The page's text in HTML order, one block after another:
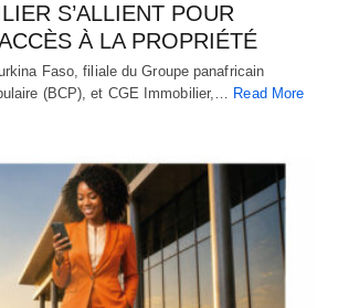
S’ALLIENT POUR
À LA PROPRIÉTÉ
Faso, filiale du Groupe panafricain
(BCP), et CGE Immobilier,… Read More